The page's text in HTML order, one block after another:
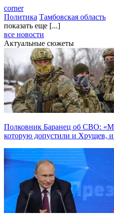
corner
Политика Тамбовская область
показать еще [...]
все новости
Актуальные сюжеты
Полковник Баранец об СВО:
которую допустили и Хрущев,